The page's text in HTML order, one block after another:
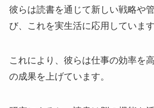
彼らは読書を通じて新しい戦略や
び、これを実生活に応用しています
これにより、彼らは仕事の効率を
の成果を上げています。